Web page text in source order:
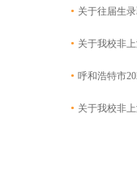
• 关于往届生
• 关于我校非上海生源在
• 呼和浩特市
• 关于我校非上海生源在